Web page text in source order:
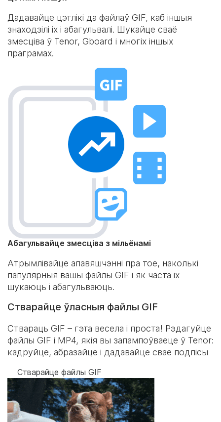
Дадавайце цэтлікі да файлаў GIF, каб іншыя
знаходзілі іх і абагульвалі. Шукайце сваё
змесціва ў Tenor, Gboard і многіх іншых
праграмах.
Абагульвайце змесціва з мільёнамі
Атрымлівайце апавяшчэнні пра тое, наколькі
папулярныя вашы файлы GIF і як часта іх
шукаюць і абагульваюць.
Стварайце ўласныя файлы GIF
Ствараць GIF – гэта весела і проста! Рэдагуйце
файлы GIF і MP4, якія вы запампоўваеце ў Tenor:
кадруйце, абразайце і дадавайце свае подпісы
Стварайце файлы GIF